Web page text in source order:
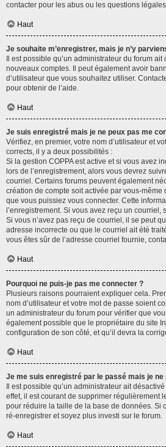
contacter pour les abus ou les questions
Haut
Je souhaite m’enregistrer, mais je n’y
Il est possible qu’un administrateur du forum
nouveaux comptes. Il peut également avoir
d’utilisateur que vous souhaitez utiliser.
pour obtenir de l’aide.
Haut
Je suis enregistré mais je ne peux pas me
Vérifiez, en premier, votre nom d’utilisateur et
corrects, il y a deux possibilités :
Si la gestion COPPA est active et si vous avez
lors de l’enregistrement, alors vous devrez
courriel. Certains forums peuvent également
création de compte soit activée par vous-
que vous puissiez vous connecter. Cette
l’enregistrement. Si vous avez reçu un courriel,
Si vous n’avez pas reçu de courriel, il se peut
adresse incorrecte ou que le courriel ait été
vous êtes sûr de l’adresse courriel fournie,
Haut
Pourquoi ne puis-je pas me connecter ?
Plusieurs raisons pourraient expliquer cela.
nom d’utilisateur et votre mot de passe soient
un administrateur du forum pour vérifier que
également possible que le propriétaire du site
configuration de son côté, et qu’il devra la
Haut
Je me suis enregistré par le passé mais je
Il est possible qu’un administrateur ait
effet, il est courant de supprimer régulièrement
pour réduire la taille de la base de données. Si
ré-enregistrer et soyez plus investi sur le forum.
Haut